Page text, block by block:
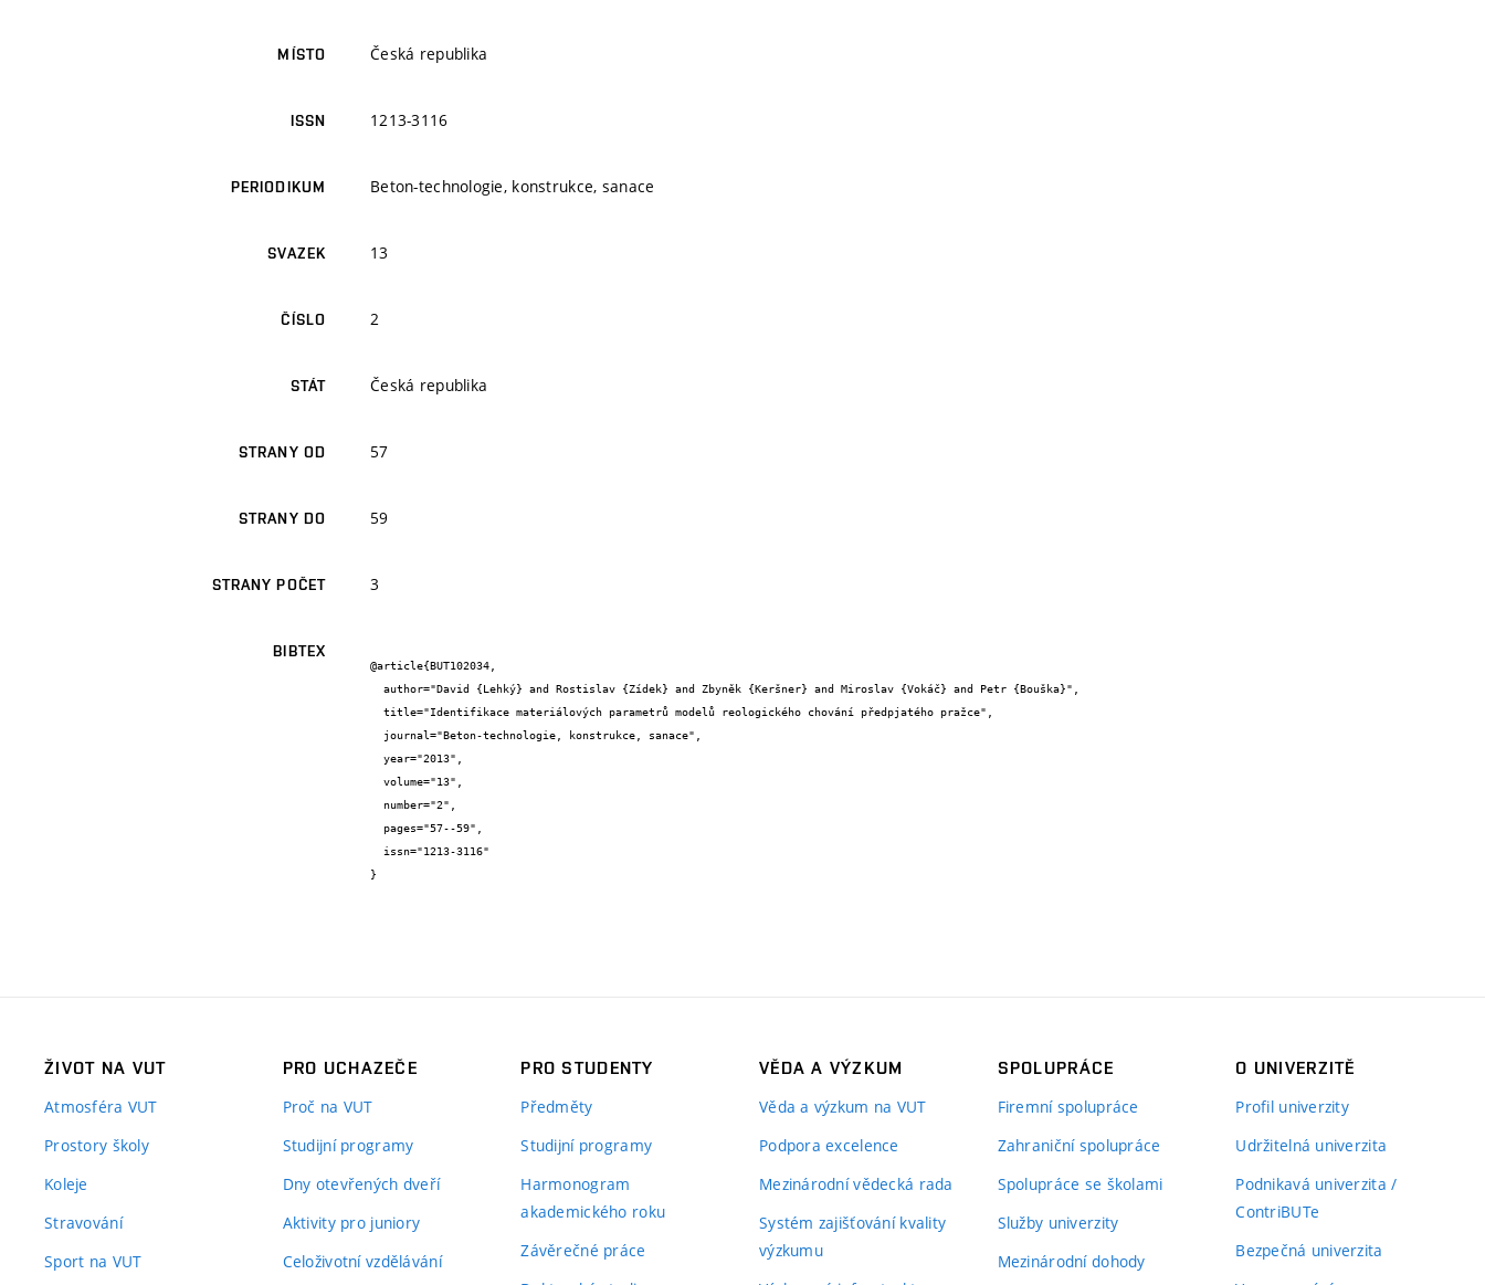
MÍSTO Česká republika
ISSN 1213-3116
PERIODIKUM Beton-technologie, konstrukce, sanace
SVAZEK 13
ČÍSLO 2
STÁT Česká republika
STRANY OD 57
STRANY DO 59
STRANY POČET 3
BIBTEX
@article{BUT102034,
}
ŽIVOT NA VUT
Atmosféra VUT
Prostory školy
Koleje
Stravování
Sport na VUT
PRO UCHAZEČE
Proč na VUT
Studijní programy
Dny otevřených dveří
Aktivity pro juniory
Celoživotní vzdělávání
PRO STUDENTY
Předměty
Studijní programy
Harmonogram
akademického roku
Závěrečné práce
VĚDA A VÝZKUM
Věda a výzkum na VUT
Podpora excelence
Mezinárodní vědecká rada
Systém zajišťování kvality
výzkumu
SPOLUPRÁCE
Firemní spolupráce
Zahraniční spolupráce
Spolupráce se školami
Služby univerzity
Mezinárodní dohody
O UNIVERZITĚ
Profil univerzity
Udržitelná univerzita
Podnikavá univerzita /
ContriBUTe
Bezpečná univerzita